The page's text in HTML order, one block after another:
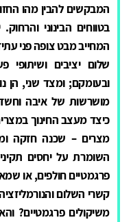
המבקשים להבין מהו
בטווחים הבינוני והרחוק.
המחייבמבט צופה פני
שלום יציבים ושיתופי
ובעומקם; ומצד שני, הן
מושרשות של איבה
כיצד מעצב החינוך
מצרים – שכנה חזקה
השומרת על יחסים
פרגמטייםחולפים, או
קשרי השלום
משיקולים פרגמטיים?